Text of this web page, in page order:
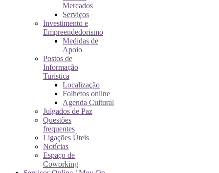
Mercados
Serviços
Investimento e
Empreendedorismo
Medidas de
Apoio
Postos de
Informação
Turística
Localização
Folhetos online
Agenda Cultural
Julgados de Paz
Questões
frequentes
Ligações Úteis
Notícias
Espaço de
Coworking